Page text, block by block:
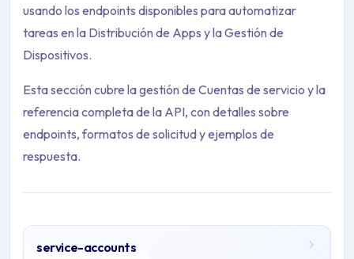
usando los endpoints disponibles para automatizar
tareas en la Distribución de Apps y la Gestión de
Dispositivos.
Esta sección cubre la gestión de Cuentas de servicio y la
referencia completa de la API, con detalles sobre
endpoints, formatos de solicitud y ejemplos de
respuesta.
service-accounts